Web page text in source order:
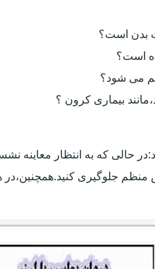
بدن است؟
است؟
می شود؟
بیماری کرون ؟
حالی که به انتظار
جلوگیری کنید.همچنین،در